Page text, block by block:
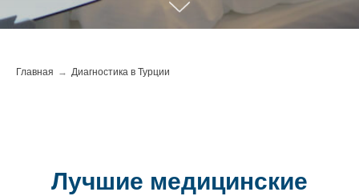
Главная → Диагностика в Турции
Лучшие медицинские